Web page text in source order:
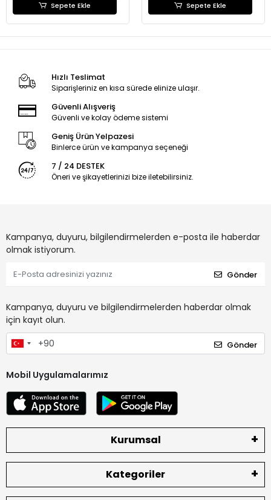
Sepete Ekle Sepete Ekle
Hızlı Teslimat
Siparişleriniz en kısa sürede elinize ulaşır.
Güvenli Alışveriş
Güvenli ve kolay ödeme sistemi
Geniş Ürün Yelpazesi
Binlerce ürün ve kampanya seçeneği
7 / 24 DESTEK
Öneri ve şikayetlerinizi bize iletebilirsiniz.
Kampanya, duyuru, bilgilendirmelerden e-posta ile haberdar
olmak istiyorum.
Gönder
Kampanya, duyuru ve bilgilendirmelerden haberdar olmak
için kayıt olun.
Gönder
Mobil Uygulamalarımız
Kurumsal
Kategoriler